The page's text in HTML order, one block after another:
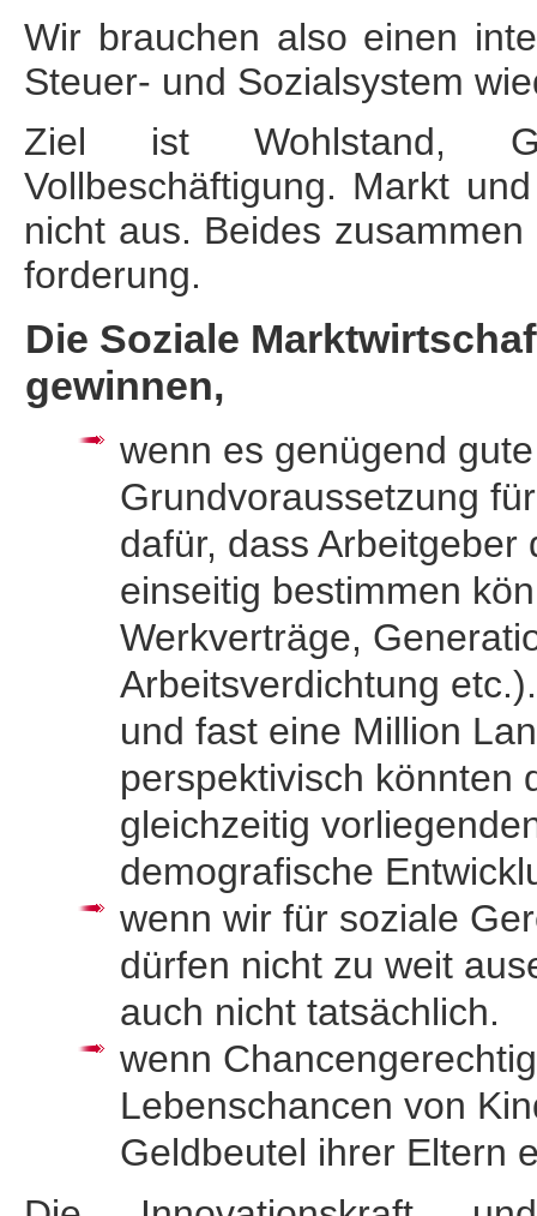
Wir brauchen also einen
Steuer- und Sozialsystem
Ziel ist Wohlstand,
Vollbeschäftigung. Markt
nicht aus. Beides
forderung.
Die Soziale
gewinnen,
wenn es genügend
Grundvor­aus­setzung
dafür, dass
einseitig bestimmen
Werkverträge,
Arbeitsverdichtung
und fast eine Million
perspektivisch könnten
gleichzeitig
demografische
wenn wir für soziale
dürfen nicht zu weit
auch nicht tatsächlich.
wenn
Lebenschancen von
Geld­beutel ihrer Eltern